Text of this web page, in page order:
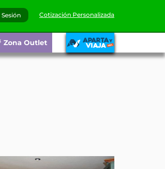
Cotización Personalizada
Zona Outlet